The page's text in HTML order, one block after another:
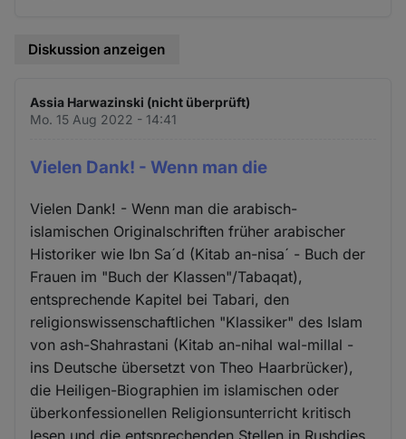
Diskussion anzeigen
Assia Harwazinski (nicht überprüft)
Mo. 15 Aug 2022 - 14:41
Vielen Dank! - Wenn man die
Vielen Dank! - Wenn man die arabisch-
islamischen Originalschriften früher arabischer
Historiker wie Ibn Sa´d (Kitab an-nisa´ - Buch der
Frauen im "Buch der Klassen"/Tabaqat),
entsprechende Kapitel bei Tabari, den
religionswissenschaftlichen "Klassiker" des Islam
von ash-Shahrastani (Kitab an-nihal wal-millal -
ins Deutsche übersetzt von Theo Haarbrücker),
die Heiligen-Biographien im islamischen oder
überkonfessionellen Religionsunterricht kritisch